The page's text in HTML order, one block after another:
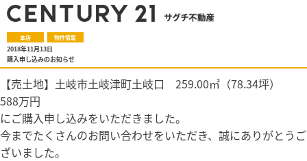
本店 物件情報
2018年11月13日
購入申し込みのお知らせ
【売土地】土岐市土岐津町土岐口 259.00㎡（78.34坪）
588万円
にご購入申し込みをいただきました。
今までたくさんのお問い合わせをいただき、誠にありがとうご
ざいました。